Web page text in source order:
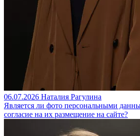
06.07.2026 Наталия Рагулина
Является ли фото персональными
согласие на их размещение на сайте?